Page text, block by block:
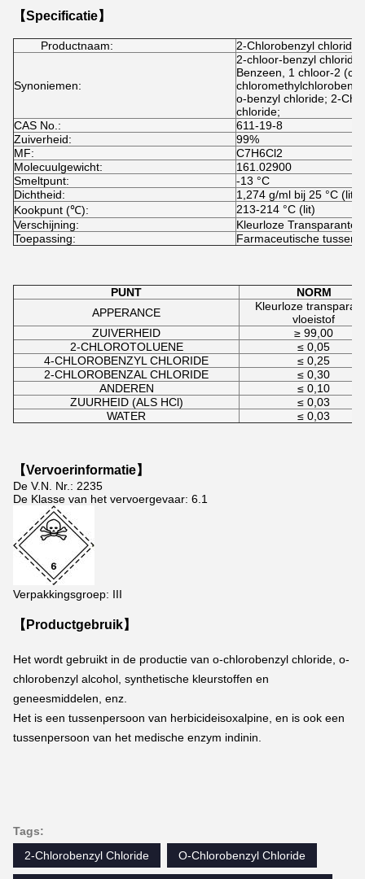
【Specificatie】
Productnaam: 2-Chlorobenzyl chloride
Synoniemen:
2-chloor-benzyl chloride;
Benzeen, 1 chloor-2
o-benzyl chloride; 2-
chloride;
CAS No.:
611-19-8
Zuiverheid:
99%
MF:
C7H6Cl2
Molecuulgewicht:
161.02900
Smeltpunt:
-13 °C
Dichtheid:
1,274 g/ml bij 25 °C (lit)
Kookpunt (℃):
213-214 °C (lit)
Verschijning:
Kleurloze Transparante
Toepassing:
Farmaceutische
PUNT
NORM
APPERANCE
Kleurloze
vloeistof
ZUIVERHEID
≥ 99,00
2-CHLOROTOLUENE
≤ 0,05
4-CHLOROBENZYL CHLORIDE
≤ 0,25
2-CHLOROBENZAL CHLORIDE
≤ 0,30
ANDEREN
≤ 0,10
ZUURHEID (ALS HCl)
≤ 0,03
WATER
≤ 0,03
【Vervoerinformatie】
De V.N. Nr.: 2235
De Klasse van het vervoergevaar: 6.1
Verpakkingsgroep: III
【Productgebruik】
Het wordt gebruikt in de productie van o-chlorobenzyl chloride, o-
chlorobenzyl alcohol, synthetische kleurstoffen en
geneesmiddelen, enz.
Het is een tussenpersoon van herbicideisoxalpine, en is ook een
tussenpersoon van het medische enzym indinin.
Tags:
2-Chlorobenzyl Chloride
O-Chlorobenzyl Chloride